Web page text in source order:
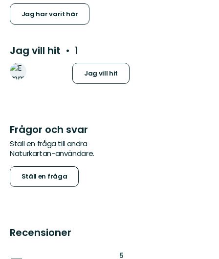
Jag har varit här
Jag vill hit 1
Jag vill hit
Frågor och svar
Ställ en fråga till andra
Naturkartan-användare.
Ställ en fråga
Recensioner
5: